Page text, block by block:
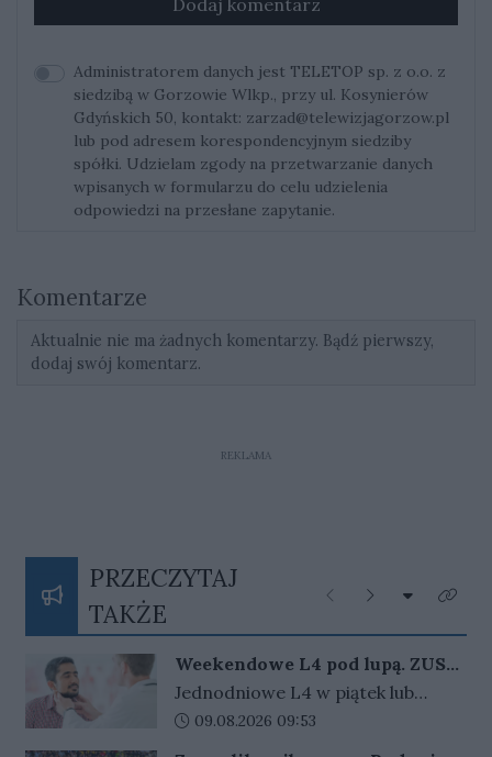
Dodaj komentarz
Administratorem danych jest TELETOP sp. z o.o. z
siedzibą w Gorzowie Wlkp., przy ul. Kosynierów
Gdyńskich 50, kontakt: zarzad@telewizjagorzow.pl
lub pod adresem korespondencyjnym siedziby
spółki. Udzielam zgody na przetwarzanie danych
wpisanych w formularzu do celu udzielenia
odpowiedzi na przesłane zapytanie.
Komentarze
Aktualnie nie ma żadnych komentarzy. Bądź pierwszy,
dodaj swój komentarz.
REKLAMA
PRZECZYTAJ
TAKŻE
Poprzednie
Następne
Rozwiń
Kliknij
Weekendowe L4 pod lupą. ZUS
zapowiada więcej kontroli
Jednodniowe L4 w piątek lub
poniedziałek może wydłużyć
Data dodania artykułu:
09.08.2026 09:53